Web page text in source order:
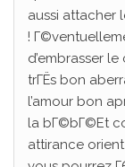
aussi attacher
!
d’embrasser
trГЁs bon
l’amour bon
la bГ©bГ©Et
attirance